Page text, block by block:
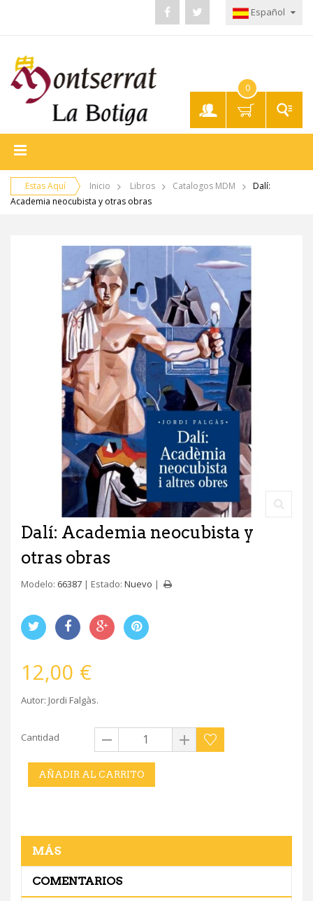
Cuenta
Español
0
Estas Aquí Inicio Libros Catalogos MDM
Dalí:
Academia neocubista y otras obras
Dalí: Academia neocubista y
otras obras
Modelo: 66387 Estado: Nuevo
12,00 €
Autor: Jordi Falgàs.
Cantidad
AÑADIR AL CARRITO
MÁS
COMENTARIOS